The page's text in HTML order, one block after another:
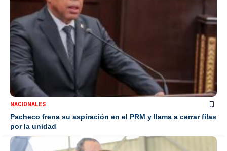
NACIONALES
Pacheco frena su aspiración en el PRM y llama a cerrar filas
por la unidad